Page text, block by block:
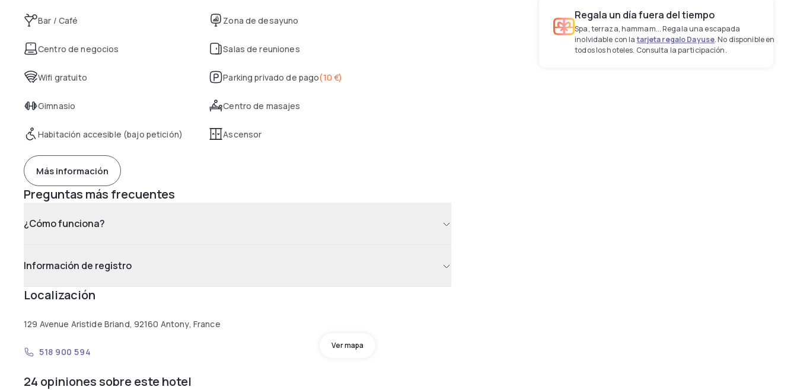
Bar / Café Zona de desayuno
Centro de negocios Salas de reuniones
Wifi gratuito Parking privado de pago(10 €)
Gimnasio Centro de masajes
Habitación accesible (bajo petición) Ascensor
Más información
Preguntas más frecuentes
¿Cómo funciona?
Información de registro
Localización
129 Avenue Aristide Briand, 92160 Antony, France
Ver mapa
518 900 594
24 opiniones sobre este hotel
Regala un día fuera del tiempo
Spa, terraza, hammam... Regala una escapada
inolvidable con latarjeta regalo Dayuse. No disponible en
todos los hoteles. Consulta la participación.